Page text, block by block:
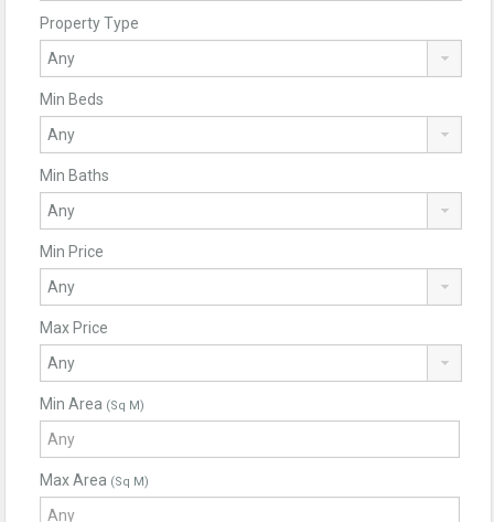
Property Type
Min Beds
Min Baths
Min Price
Max Price
Min Area (Sq M)
Max Area (Sq M)